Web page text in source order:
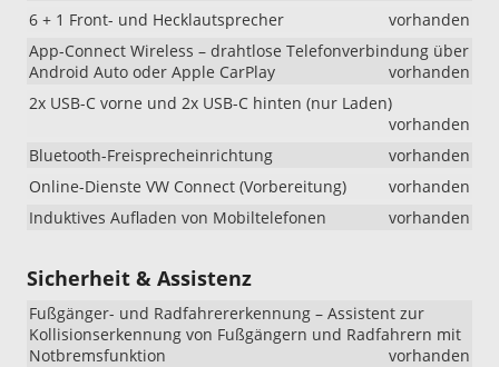
6 + 1 Front- und Hecklautsprecher
vorhanden
App-Connect Wireless – drahtlose Telefonverbindung über
Android Auto oder Apple CarPlay
vorhanden
2x USB-C vorne und 2x USB-C hinten (nur Laden)
vorhanden
Bluetooth-Freisprecheinrichtung
vorhanden
Online-Dienste VW Connect (Vorbereitung)
vorhanden
Induktives Aufladen von Mobiltelefonen
vorhanden
Sicherheit & Assistenz
Fußgänger- und Radfahrererkennung – Assistent zur
Kollisionserkennung von Fußgängern und Radfahrern mit
Notbremsfunktion
vorhanden